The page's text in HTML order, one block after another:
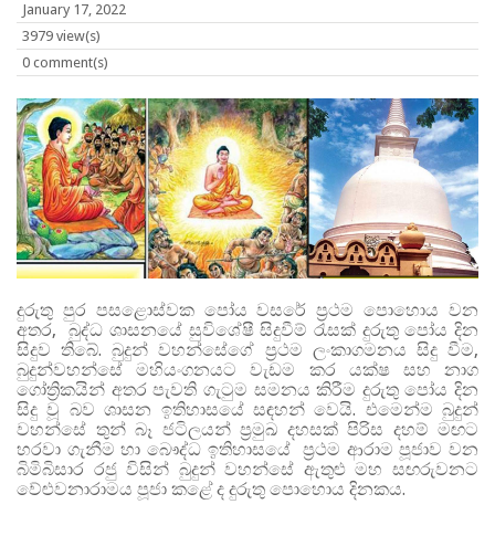
January 17, 2022
3979 view(s)
0 comment(s)
දුරුතු පුර පසළොස්වක පෝය වසරේ ප්‍රථම පොහොය වන
අතර, බුද්ධ ශාසනයේ සුවිශේෂී සිදුවීම් රැසක් දුරුතු පෝය දින
සිදුව තිබේ. බුදුන් වහන්සේගේ ප්‍රථම ලංකාගමනය සිදු වීම,
බුදුන්වහන්සේ මහියංගනයට වැඩම කර යක්ෂ සහ නාග
ගෝත්‍රිකයින් අතර පැවති ගැටුම සමනය කිරීම දුරුතු පෝය දින
සිදු වූ බව ශාසන ඉතිහාසයේ සඳහන් වෙයි. එමෙන්ම බුදුන්
වහන්සේ තුන් බෑ ජටිලයන් ප්‍රමුඛ දහසක් පිරිස දහම් මඟට
හරවා ගැනීම හා බෞද්ධ ඉතිහාසයේ ප්‍රථම ආරාම පූජාව වන
බිමිබිසාර රජු විසින් බුදුන් වහන්සේ ඇතුළු මහ සඟරුවනට
වේළුවනාරාමය පූජා කළේ ද දුරුතු පොහොය දිනකය.